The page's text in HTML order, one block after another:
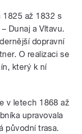
1825 až 1832 s
Dunaj a Vltavu.
dopravní
O realizaci se
který k ní
v letech 1868 až
upravovala
původní trasa.